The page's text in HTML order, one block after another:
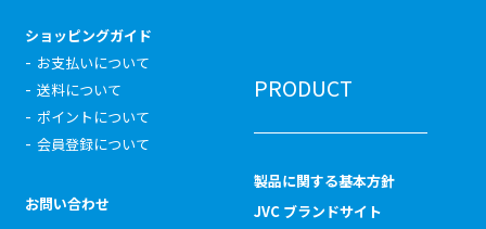
ショッピングガイド
お支払いについて
送料について
ポイントについて
会員登録について
お問い合わせ
PRODUCT
製品に関する基本方針
JVC ブランドサイト